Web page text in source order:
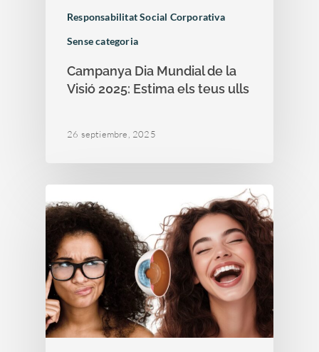
Responsabilitat Social Corporativa
Sense categoria
Campanya Dia Mundial de la
Visió 2025: Estima els teus ulls
26 septiembre, 2025